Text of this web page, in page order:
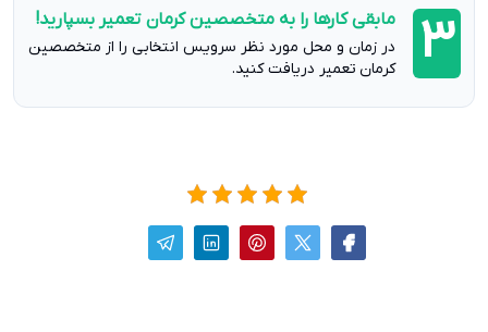
3 مابقی کارها را به متخصصین کرمان تعمیر بسپارید!
در زمان و محل مورد نظر سرویس انتخابی را از متخصصین
کرمان تعمیر دریافت کنید.